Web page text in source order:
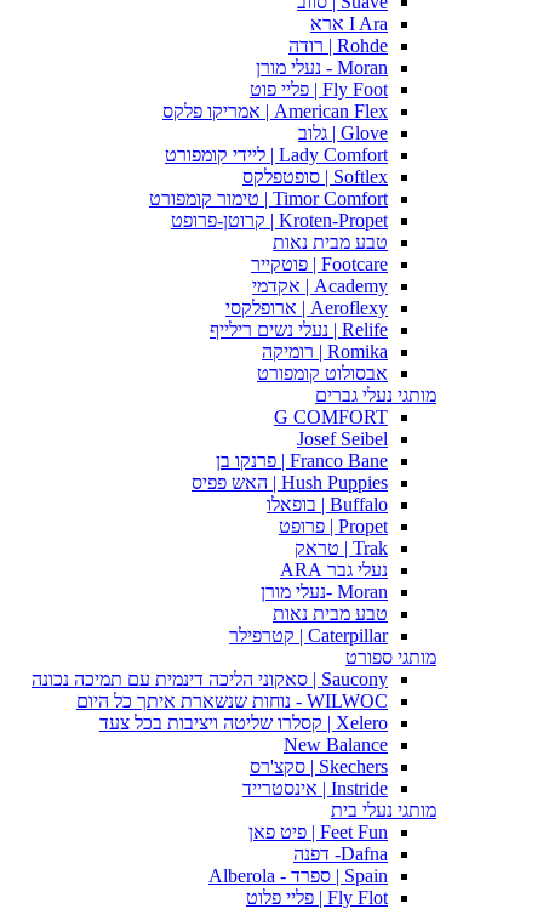
I Ara ארא
Rohde | רודה
Moran - נעלי מורן
Fly Foot | פליי פוט
American Flex | אמריקו פלקס
Glove | גלוב
Lady Comfort | ליידי קומפורט
Softlex | סופטפלקס
Timor Comfort | טימור קומפורט
Kroten-Propet | קרוטן-פרופט
טבע מבית נאות
Footcare | פוטקייר
Academy | אקדמי
Aeroflexy | ארופלקסי
Relife | נעלי נשים רילייף
Romika | רומיקה
אבסולוט קומפורט
מותגי נעלי גברים
G COMFORT
Josef Seibel
Franco Bane | פרנקו בן
Hush Puppies | האש פפיס
Buffalo | בופאלו
Propet | פרופט
Trak | טראק
נעלי גבר ARA
Moran -נעלי מורן
טבע מבית נאות
Caterpillar | קטרפילר
מותגי ספורט
Saucony | סאקוני הליכה דינמית עם תמיכה נכונה
WILWOC - נוחות שנשארת איתך כל היום
Xelero | קסלרו שליטה ויציבות בכל צעד
New Balance
Skechers | סקצ'רס
Instride | אינסטרייד
מותגי נעלי בית
Feet Fun | פיט פאן
Dafna- דפנה
Spain | ספרד - Alberola
Fly Flot | פליי פלוט